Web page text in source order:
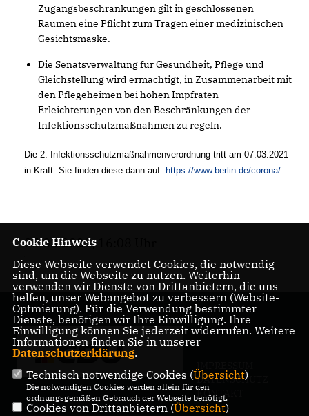
Zugangsbeschränkungen gilt in geschlossenen
Räumen eine Pflicht zum Tragen einer medizinischen
Gesichtsmaske.
Die Senatsverwaltung für Gesundheit, Pflege und
Gleichstellung wird ermächtigt, in Zusammenarbeit mit
den Pflegeheimen bei hohen Impfraten
Erleichterungen von den Beschränkungen der
Infektionsschutzmaßnahmen zu regeln.
Die 2. Infektionsschutzmaßnahmenverordnung tritt am 07.03.2021
in Kraft. Sie finden diese dann auf: https://www.berlin.de/corona/
05.03.2021, 16:08 Uhr
DATENSCHUTZ
KONTAKT
Cookie Hinweis
Diese Webseite verwendet Cookies, die notwendig
sind, um die Webseite zu nutzen. Weiterhin
verwenden wir Dienste von Drittanbietern, die uns
helfen, unser Webangebot zu verbessern (Website-
Optmierung). Für die Verwendung bestimmter
Dienste, benötigen wir Ihre Einwilligung. Ihre
Einwilligung können Sie jederzeit widerrufen. Weitere
Informationen finden Sie in unserer
Datenschutzerklärung.
Technisch notwendige Cookies (Übersicht)
Die notwendigen Cookies werden allein für den
ordnungsgemäßen Gebrauch der Webseite benötigt.
Cookies von Drittanbietern (Übersicht)